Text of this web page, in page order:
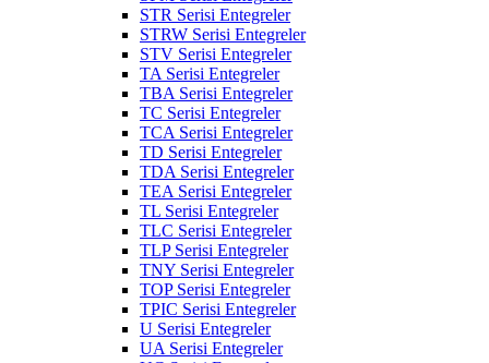
STR Serisi Entegreler
STRW Serisi Entegreler
STV Serisi Entegreler
TA Serisi Entegreler
TBA Serisi Entegreler
TC Serisi Entegreler
TCA Serisi Entegreler
TD Serisi Entegreler
TDA Serisi Entegreler
TEA Serisi Entegreler
TL Serisi Entegreler
TLC Serisi Entegreler
TLP Serisi Entegreler
TNY Serisi Entegreler
TOP Serisi Entegreler
TPIC Serisi Entegreler
U Serisi Entegreler
UA Serisi Entegreler